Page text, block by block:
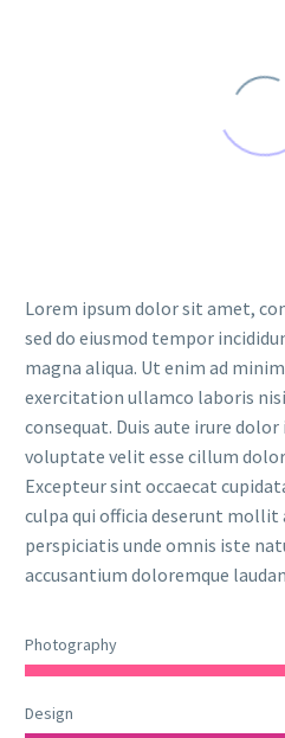
Lorem ipsum dolor sit amet,
sed do eiusmod tempor
magna aliqua. Ut enim ad
exercitation ullamco laboris
consequat. Duis aute irure
voluptate velit esse cillum
Excepteur sint occaecat
culpa qui officia deserunt mollit
perspiciatis unde omnis iste
accusantium doloremque
Photography
Design